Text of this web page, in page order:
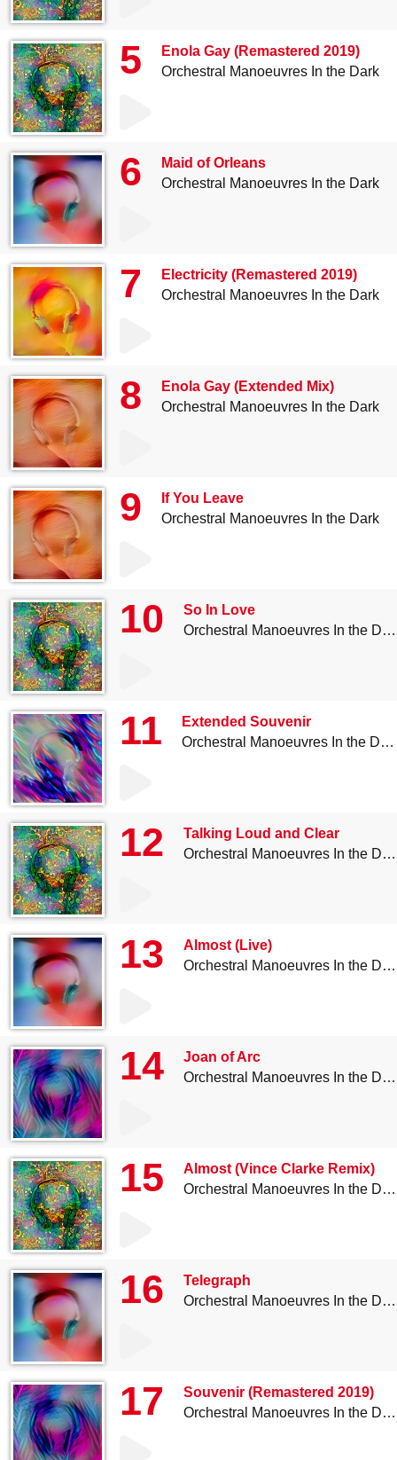
5
Enola Gay (Remastered 2019)
Orchestral Manoeuvres In the Dark
6
Maid of Orleans
Orchestral Manoeuvres In the Dark
7
Electricity (Remastered 2019)
Orchestral Manoeuvres In the Dark
8
Enola Gay (Extended Mix)
Orchestral Manoeuvres In the Dark
9
If You Leave
Orchestral Manoeuvres In the Dark
10
So In Love
Orchestral Manoeuvres In the Dark
11
Extended Souvenir
Orchestral Manoeuvres In the Dark
12
Talking Loud and Clear
Orchestral Manoeuvres In the Dark
13
Almost (Live)
Orchestral Manoeuvres In the Dark
14
Joan of Arc
Orchestral Manoeuvres In the Dark
15
Almost (Vince Clarke Remix)
Orchestral Manoeuvres In the Dark
16
Telegraph
Orchestral Manoeuvres In the Dark
17
Souvenir (Remastered 2019)
Orchestral Manoeuvres In the Dark